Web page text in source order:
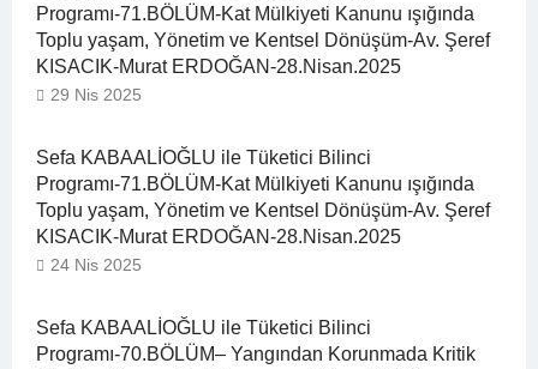
Programı-71.BÖLÜM-Kat Mülkiyeti Kanunu ışığında
Toplu yaşam, Yönetim ve Kentsel Dönüşüm-Av. Şeref
KISACIK-Murat ERDOĞAN-28.Nisan.2025
29 Nis 2025
Sefa KABAALİOĞLU ile Tüketici Bilinci
Programı-71.BÖLÜM-Kat Mülkiyeti Kanunu ışığında
Toplu yaşam, Yönetim ve Kentsel Dönüşüm-Av. Şeref
KISACIK-Murat ERDOĞAN-28.Nisan.2025
24 Nis 2025
Sefa KABAALİOĞLU ile Tüketici Bilinci
Programı-70.BÖLÜM– Yangından Korunmada Kritik